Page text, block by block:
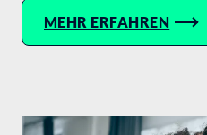
MEHR ERFAHREN